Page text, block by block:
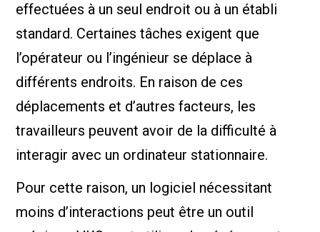
effectuées à un seul endroit ou à un établi
standard. Certaines tâches exigent que
l’opérateur ou l’ingénieur se déplace à
différents endroits. En raison de ces
déplacements et d’autres facteurs, les
travailleurs peuvent avoir de la difficulté à
interagir avec un ordinateur stationnaire.
Pour cette raison, un logiciel nécessitant
moins d’interactions peut être un outil